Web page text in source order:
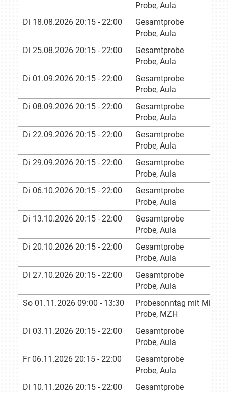
Probe, Aula
Di 18.08.2026 20:15 - 22:00
Gesamtprobe
Probe, Aula
Di 25.08.2026 20:15 - 22:00
Gesamtprobe
Probe, Aula
Di 01.09.2026 20:15 - 22:00
Gesamtprobe
Probe, Aula
Di 08.09.2026 20:15 - 22:00
Gesamtprobe
Probe, Aula
Di 22.09.2026 20:15 - 22:00
Gesamtprobe
Probe, Aula
Di 29.09.2026 20:15 - 22:00
Gesamtprobe
Probe, Aula
Di 06.10.2026 20:15 - 22:00
Gesamtprobe
Probe, Aula
Di 13.10.2026 20:15 - 22:00
Gesamtprobe
Probe, Aula
Di 20.10.2026 20:15 - 22:00
Gesamtprobe
Probe, Aula
Di 27.10.2026 20:15 - 22:00
Gesamtprobe
Probe, Aula
So 01.11.2026 09:00 - 13:30
Probesonntag mit
Probe, MZH
Di 03.11.2026 20:15 - 22:00
Gesamtprobe
Probe, Aula
Fr 06.11.2026 20:15 - 22:00
Gesamtprobe
Probe, Aula
Di 10.11.2026 20:15 - 22:00
Gesamtprobe